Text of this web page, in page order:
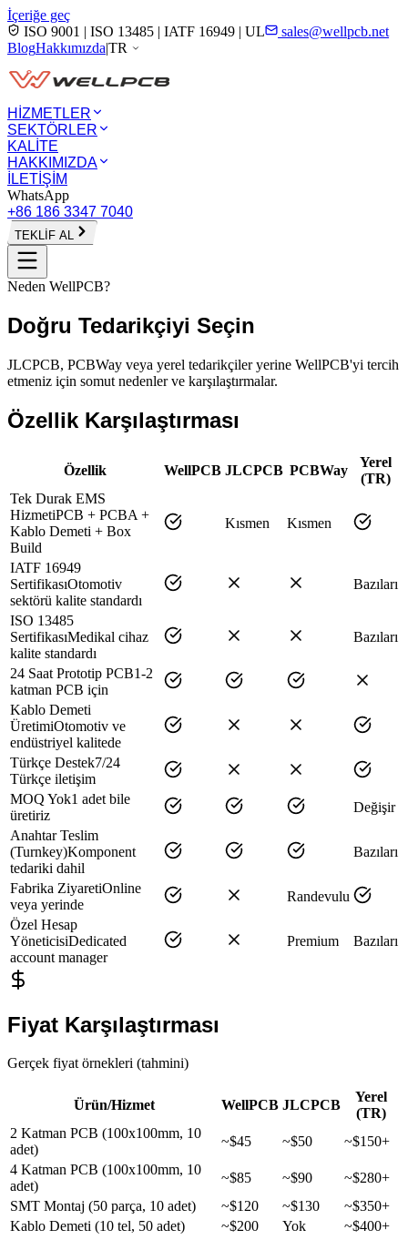
İçeriğe geç
ISO 9001 | ISO 13485 | IATF 16949 | UL
sales@wellpcb.net
BlogHakkımızda|TR
HİZMETLER
SEKTÖRLER
KALİTE
HAKKIMIZDA
İLETİŞİM
WhatsApp
+86 186 3347 7040
TEKLİF AL
Neden WellPCB?
Doğru Tedarikçiyi Seçin
JLCPCB, PCBWay veya yerel tedarikçiler yerine WellPCB'yi tercih
etmeniz için somut nedenler ve karşılaştırmalar.
Özellik Karşılaştırması
Özellik WellPCB JLCPCB PCBWay
Yerel
(TR)
Tek Durak EMS
HizmetiPCB + PCBA +
Kablo Demeti + Box
Build
Kısmen Kısmen
IATF 16949
SertifikasıOtomotiv
sektörü kalite standardı
Bazıları
ISO 13485
SertifikasıMedikal cihaz
kalite standardı
Bazıları
24 Saat Prototip PCB1-2
katman PCB için
Kablo Demeti
ÜretimiOtomotiv ve
endüstriyel kalitede
Türkçe Destek7/24
Türkçe iletişim
MOQ Yok1 adet bile
üretiriz
Değişir
Anahtar Teslim
(Turnkey)Komponent
tedariki dahil
Bazıları
Fabrika ZiyaretiOnline
veya yerinde
Randevulu
Özel Hesap
YöneticisiDedicated
account manager
Premium Bazıları
Fiyat Karşılaştırması
Gerçek fiyat örnekleri (tahmini)
Ürün/Hizmet WellPCB JLCPCB
Yerel
(TR)
2 Katman PCB (100x100mm, 10
adet)
~$45 ~$50
~$150+
4 Katman PCB (100x100mm, 10
adet)
~$85 ~$90
~$280+
SMT Montaj (50 parça, 10 adet)
~$120 ~$130
~$350+
Kablo Demeti (10 tel, 50 adet)
~$200 Yok ~$400+